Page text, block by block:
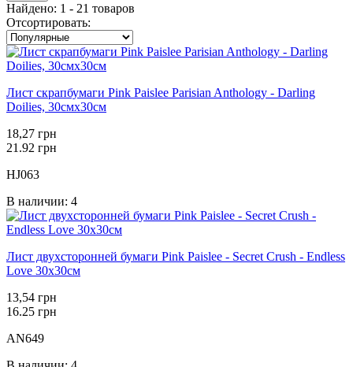
Найдено: 1 - 21 товаров
Отсортировать:
Лист скрапбумаги Pink Paislee Parisian Anthology - Darling
Doilies, 30смх30см
18,27 грн
21.92 грн
HJ063
В наличии: 4
Лист двухсторонней бумаги Pink Paislee - Secret Crush - Endless
Love 30х30см
13,54 грн
16.25 грн
AN649